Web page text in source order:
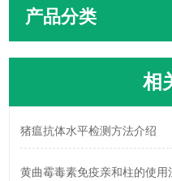
产品分类
相
猪瘟抗体水平检测方法介绍
黄曲霉毒素免疫亲和柱的使用